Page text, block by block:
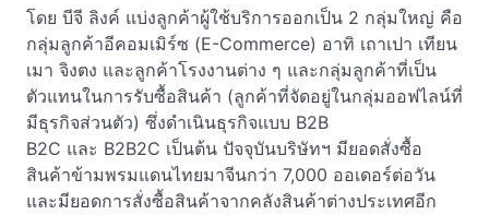
โดย บีจี ลิงค์ แบ่งลูกค้าผู้ใช้บริการออกเป็น 2 กลุ่มใหญ่ คือ
กลุ่มลูกค้าอีคอมเมิร์ซ (E-Commerce) อาทิ เถาเปา เทียน
เมา จิงตง และลูกค้าโรงงานต่าง ๆ และกลุ่มลูกค้าที่เป็น
ตัวแทนในการรับซื้อสินค้า (ลูกค้าที่จัดอยู่ในกลุ่มออฟไลน์ที่
มีธุรกิจส่วนตัว) ซึ่งดำเนินธุรกิจแบบ B2B
B2C และ B2B2C เป็นต้น ปัจจุบันบริษัทฯ มียอดสั่งซื้อ
สินค้าข้ามพรมแดนไทยมาจีนกว่า 7,000 ออเดอร์ต่อวัน
และมียอดการสั่งซื้อสินค้าจากคลังสินค้าต่างประเทศอีก